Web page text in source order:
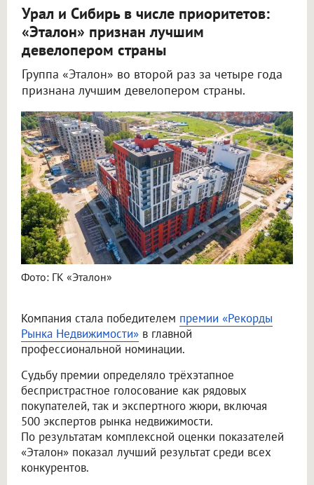
Урал и Сибирь в числе приоритетов:
«Эталон» признан лучшим
девелопером страны
Группа «Эталон» во второй раз за четыре года
признана лучшим девелопером страны.
Фото: ГК «Эталон»
Компания стала победителем премии «Рекорды
Рынка Недвижимости» в главной
профессиональной номинации.
Судьбу премии определяло трёхэтапное
беспристрастное голосование как рядовых
покупателей, так и экспертного жюри, включая
500 экспертов рынка недвижимости.
По результатам комплексной оценки показателей
«Эталон» показал лучший результат среди всех
конкурентов.